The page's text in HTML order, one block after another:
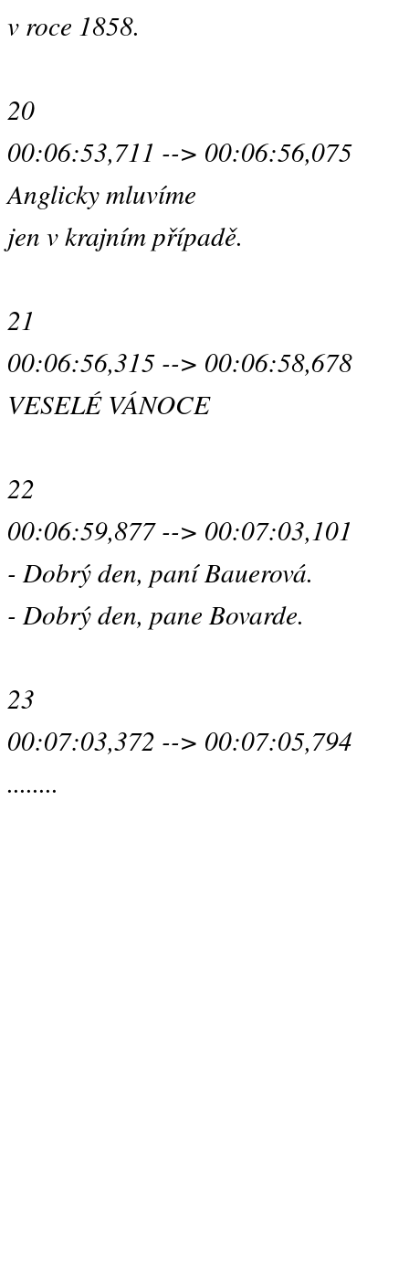
v roce 1858.
20
00:06:53,711 --> 00:06:56,075
Anglicky mluvíme
jen v krajním případě.
21
00:06:56,315 --> 00:06:58,678
VESELÉ VÁNOCE
22
00:06:59,877 --> 00:07:03,101
- Dobrý den, paní Bauerová.
- Dobrý den, pane Bovarde.
23
00:07:03,372 --> 00:07:05,794
........